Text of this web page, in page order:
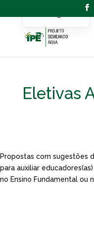
Eletivas
Propostas com sugestões
para auxiliar
no Ensino Fundamental ou
English